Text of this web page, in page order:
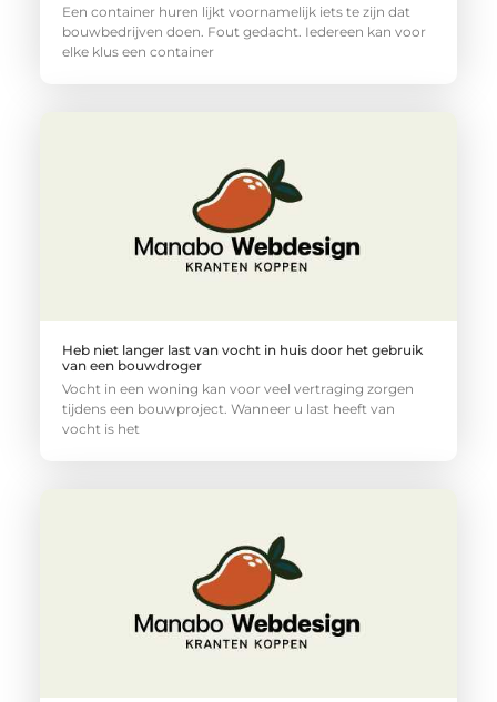
Een container huren lijkt voornamelijk iets te zijn dat
bouwbedrijven doen. Fout gedacht. Iedereen kan voor
elke klus een container
Heb niet langer last van vocht in huis door het gebruik
van een bouwdroger
Vocht in een woning kan voor veel vertraging zorgen
tijdens een bouwproject. Wanneer u last heeft van
vocht is het